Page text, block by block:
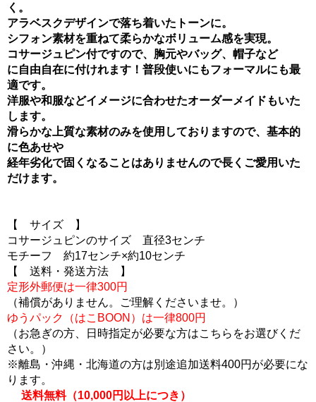
く。
アラベスクデザインで落ち着いたトーンに。
シフォン素材を重ねて柔らかなボリューム感を実現。
コサージュピン付ですので、胸元やバッグ、帽子など
に自由自在に付けれます！普段使いにもフォーマルにも最
適です。
洋服や和服などイメージに合わせたオーダーメイドもいた
します。
滑らかな上質な素材のみを使用しておりますので、基本的
に色あせや
経年劣化で固くなることはありませんので長くご愛用いた
だけます。
【 サイズ 】
コサージュピンのサイズ 直径3センチ
モチーフ 約17センチ×約10センチ
【 送料・発送方法 】
定形外郵便は一律300円
（補償がありません。ご理解くださいませ。）
ゆうパック（はこBOON）は一律800円
（お急ぎの方、日時指定が必要な方はこちらをお選びくだ
さい。）
※離島・沖縄・北海道の方は別途追加送料400円が必要にな
ります。
送料無料（10,000円以上につき）